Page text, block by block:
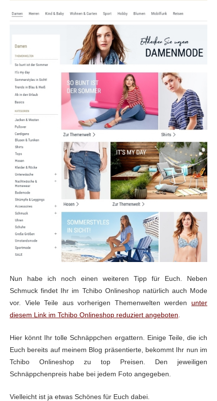
Nun habe ich noch einen weiteren Tipp für Euch. Neben
Schmuck findet Ihr im Tchibo Onlineshop natürlich auch Mode
vor. Viele Teile aus vorherigen Themenwelten werden unter
diesem Link im Tchibo Onlineshop reduziert angeboten
Hier könnt Ihr tolle Schnäppchen ergattern. Einige Teile, die ich
Euch bereits auf meinem Blog präsentierte, bekommt Ihr nun im
Tchibo Onlineshop zu top Preisen. Den jeweiligen
Schnäppchenpreis habe bei jedem Foto angegeben.
Vielleicht ist ja etwas Schönes für Euch dabei.